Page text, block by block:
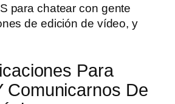
para chatear con gente
de edición de vídeo, y
Para
Comunicarnos De